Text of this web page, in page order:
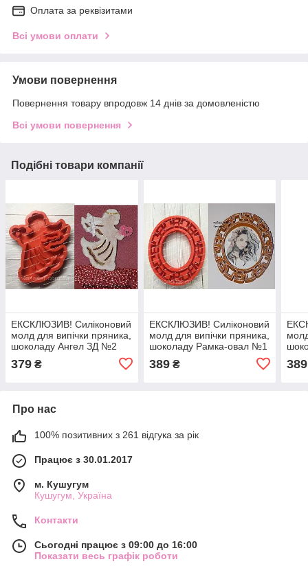
Оплата за реквізитами
Всі умови оплати
Умови повернення
Повернення товару впродовж 14 днів за домовленістю
Всі умови повернення
Подібні товари компанії
ЕКСКЛЮЗИВ! Силіконовий
молд для випічки пряника,
шоколаду Ангел ЗД №2
379 ₴
ЕКСКЛЮЗИВ! Силіконовий
молд для випічки пряника,
шоколаду Рамка-овал №1
389₴ 389
Про нас
100% позитивних з 261 відгука за рік
Працює з 30.01.2017
м. Кушугум
Кушугум, Україна
Контакти
Сьогодні працює з 09:00 до 16:00
Показати весь графік роботи